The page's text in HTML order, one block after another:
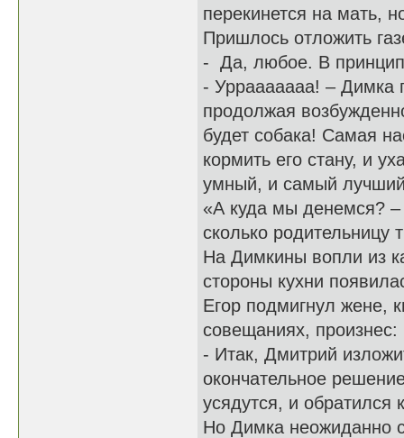
перекинется на мать,
Пришлось отложить
- Да, любое. В
- Уррааааааа! – Димка
продолжая
будет собака! Самая
кормить его стану, и
умный, и самый
«А куда мы денемся? –
сколько
На Димкины вопли из
стороны кухни
Егор подмигнул жене,
совещаниях, произнес:
- Итак, Дмитрий
окончательное
усядутся, и обратился
Но Димка неожиданно